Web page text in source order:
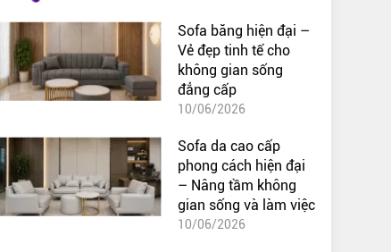
Sofa băng hiện đại –
Vẻ đẹp tinh tế cho
không gian sống
đẳng cấp
10/06/2026
Sofa da cao cấp
phong cách hiện đại
– Nâng tầm không
gian sống và làm việc
10/06/2026